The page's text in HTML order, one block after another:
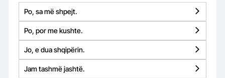
Po, sa më shpejt.
Po, por me kushte.
Jo, e dua shqipërin.
Jam tashmë jashtë.